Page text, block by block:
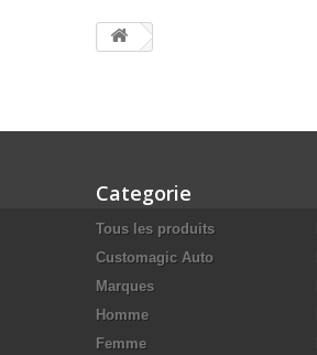
Categorie
Tous les produits
Customagic Auto
Marques
Homme
Femme